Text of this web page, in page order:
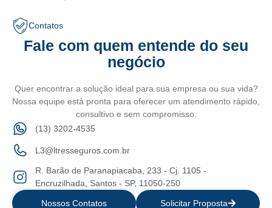
Contatos
Fale com quem entende do seu
negócio
Quer encontrar a solução ideal para sua empresa ou sua vida?
Nossa equipe está pronta para oferecer um atendimento rápido,
consultivo e sem compromisso.
(13) 3202-4535
L3@ltresseguros.com.br
R. Barão de Paranapiacaba, 233 - Cj. 1105 -
Encruzilhada, Santos - SP, 11050-250
Nossos Contatos Solicitar Proposta